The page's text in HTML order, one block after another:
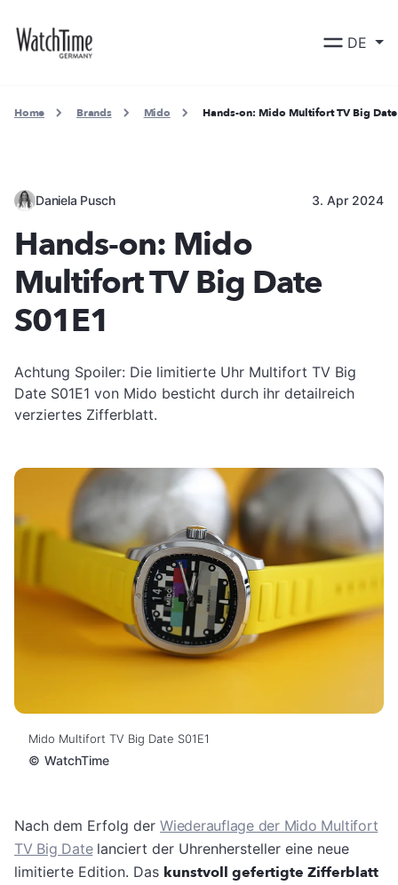
DE
Home Brands Mido Hands-on: Mido Multifort TV Big
Daniela Pusch 3. Apr 2024
Hands-on: Mido
Multifort TV Big Date
S01E1
Achtung Spoiler: Die limitierte Uhr Multifort TV Big
Date S01E1 von Mido besticht durch ihr detailreich
verziertes Zifferblatt.
Mido Multifort TV Big Date S01E1
© WatchTime
Nach dem Erfolg der Wiederauflage der Mido Multifort
TV Big Datelanciert der Uhrenhersteller eine neue
limitierte Edition. Das kunstvoll gefertigte Zifferblatt